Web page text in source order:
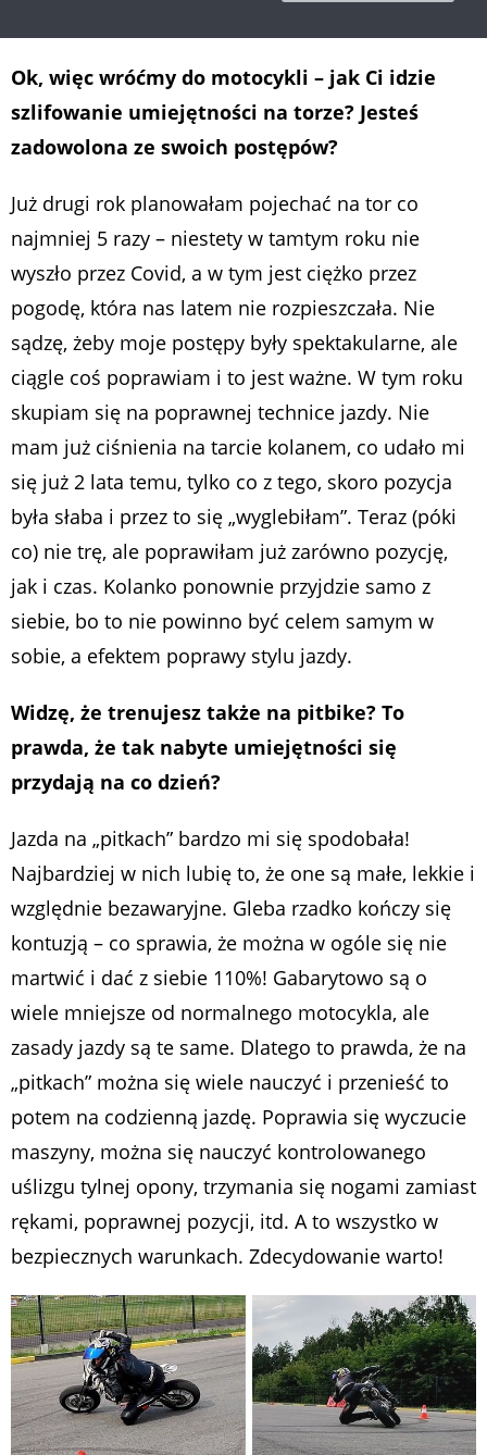
Ok, więc wróćmy do motocykli – jak Ci idzie
szlifowanie umiejętności na torze? Jesteś
zadowolona ze swoich postępów?
Już drugi rok planowałam pojechać na tor co
najmniej 5 razy – niestety w tamtym roku nie
wyszło przez Covid, a w tym jest ciężko przez
pogodę, która nas latem nie rozpieszczała. Nie
sądzę, żeby moje postępy były spektakularne, ale
ciągle coś poprawiam i to jest ważne. W tym roku
skupiam się na poprawnej technice jazdy. Nie
mam już ciśnienia na tarcie kolanem, co udało mi
się już 2 lata temu, tylko co z tego, skoro pozycja
była słaba i przez to się „wyglebiłam”. Teraz (póki
co) nie trę, ale poprawiłam już zarówno pozycję,
jak i czas. Kolanko ponownie przyjdzie samo z
siebie, bo to nie powinno być celem samym w
sobie, a efektem poprawy stylu jazdy.
Widzę, że trenujesz także na pitbike? To
prawda, że tak nabyte umiejętności się
przydają na co dzień?
Jazda na „pitkach” bardzo mi się spodobała!
Najbardziej w nich lubię to, że one są małe, lekkie i
względnie bezawaryjne. Gleba rzadko kończy się
kontuzją – co sprawia, że można w ogóle się nie
martwić i dać z siebie 110%! Gabarytowo są o
wiele mniejsze od normalnego motocykla, ale
zasady jazdy są te same. Dlatego to prawda, że na
„pitkach” można się wiele nauczyć i przenieść to
potem na codzienną jazdę. Poprawia się wyczucie
maszyny, można się nauczyć kontrolowanego
uślizgu tylnej opony, trzymania się nogami zamiast
rękami, poprawnej pozycji, itd. A to wszystko w
bezpiecznych warunkach. Zdecydowanie warto!